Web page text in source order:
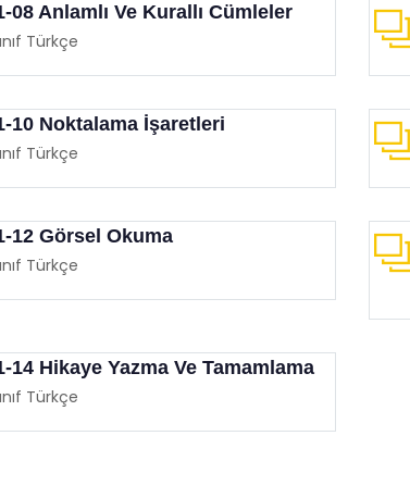
08 Anlamlı Ve Kurallı Cümleler
Türkçe
10 Noktalama İşaretleri
Türkçe
12 Görsel Okuma
Türkçe
14 Hikaye Yazma Ve Tamamlama
Türkçe
Birlikte
Animasyon
Film Etkinliği (İnsan
Eğitimgen /Film Köşesi